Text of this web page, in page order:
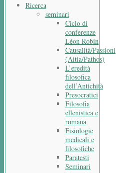
Ricerca
seminari
Ciclo di
conferenze
Léon Robin
Causalità/Passioni
(Aitia/Pathos)
L’eredità
filosofica
dell’Antichità
Presocratici
Filosofia
ellenistica e
romana
Fisiologie
medicali e
filosofiche
Paratesti
Seminari